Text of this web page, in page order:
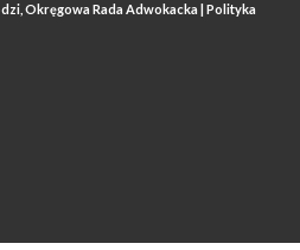
Okręgowa Rada Adwokacka | Polityka